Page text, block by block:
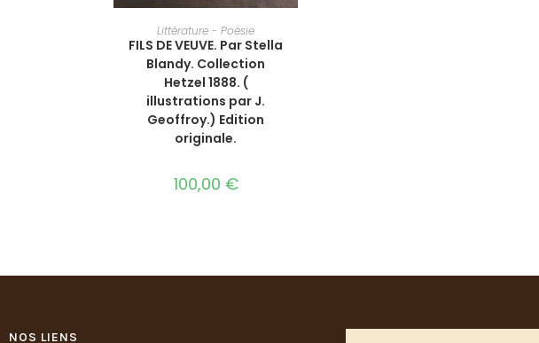
AJOUTER AU PANIER
Littérature - Poésie
FILS DE VEUVE. Par Stella
Blandy. Collection
Hetzel 1888. (
illustrations par J.
Geoffroy.) Edition
originale.
100,00 €
NOS LIENS